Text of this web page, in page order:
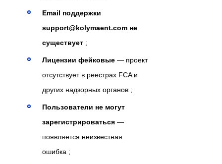
Email поддержки
support@kolymaent.com не
существует ;
Лицензии фейковые — проект
отсутствует в реестрах FCA и
других надзорных органов ;
Пользователи не могут
зарегистрироваться —
появляется неизвестная
ошибка ;